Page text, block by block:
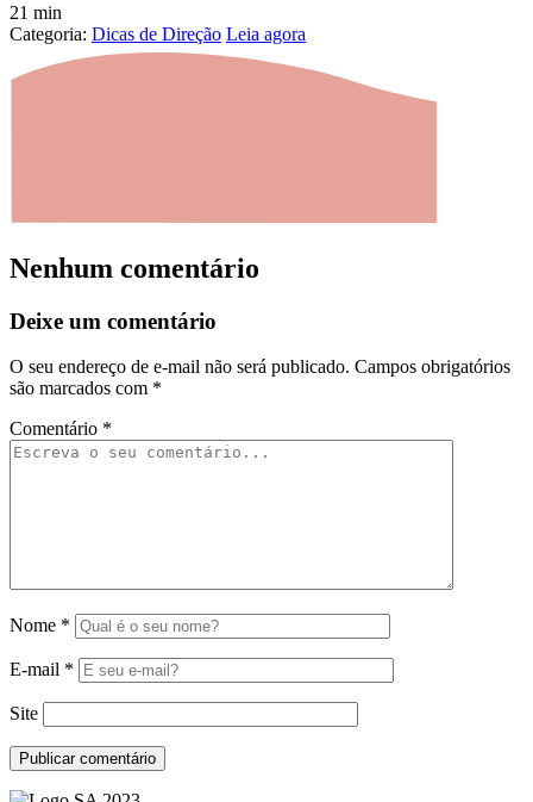
21 min
Categoria: Dicas de Direção Leia agora
Nenhum comentário
Deixe um comentário
O seu endereço de e-mail não será publicado. Campos obrigatórios
são marcados com *
Comentário *
Nome *
E-mail *
Site